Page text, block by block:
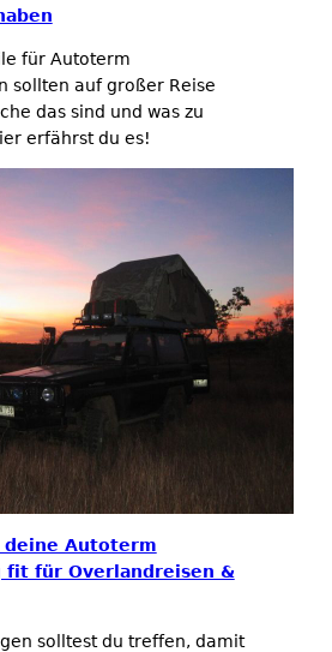
für Autoterm
sollten auf großer Reise
das sind und was zu
erfährst du es!
deine Autoterm
fit für Overlandreisen &
solltest du treffen, damit